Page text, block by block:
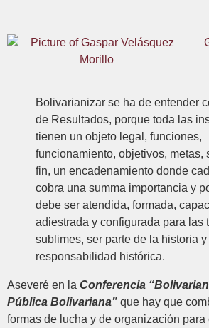
Bolivarianizar se ha de entender
de Resultados, porque toda las
tienen un objeto legal, funciones,
funcionamiento, objetivos, metas,
fin, un encadenamiento donde
cobra una summa importancia y
debe ser atendida, formada,
adiestrada y configurada para las
sublimes, ser parte de la historia
responsabilidad histórica.
Aseveré en la Conferencia
Pública Bolivariana” que hay que
formas de lucha y de organización para